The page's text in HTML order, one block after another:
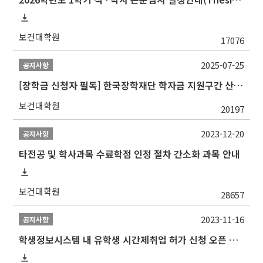
보건대학원 17076
공지사항
[장학금 신청자 필독] 한국장학재단 학자금 지원구간 산정 권고
보건대학원 20197
2025-07-25
공지사항
타전공 및 학사과목 수료학점 인정 절차 간소화 과목 안내
보건대학원 28657
2023-12-20
공지사항
학생정보시스템 내 유학생 시간제취업 허가 신청 오픈 안내
2023-11-16